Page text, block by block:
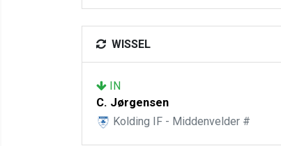
WISSEL
IN
C. Jørgensen
Kolding IF - Middenvelder #